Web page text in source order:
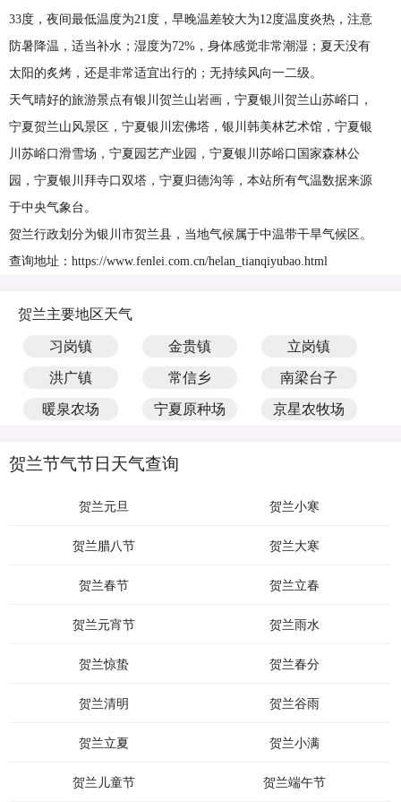
33度，夜间最低温度为21度，早晚温差较大为12度温度炎热，注意
防暑降温，适当补水；湿度为72%，身体感觉非常潮湿；夏天没有
太阳的炙烤，还是非常适宜出行的；无持续风向一二级。
天气晴好的旅游景点有银川贺兰山岩画，宁夏银川贺兰山苏峪口，
宁夏贺兰山风景区，宁夏银川宏佛塔，银川韩美林艺术馆，宁夏银
川苏峪口滑雪场，宁夏园艺产业园，宁夏银川苏峪口国家森林公
园，宁夏银川拜寺口双塔，宁夏归德沟等，本站所有气温数据来源
于中央气象台。
贺兰行政划分为银川市贺兰县，当地气候属于中温带干旱气候区。
查询地址：https://www.fenlei.com.cn/helan_tianqiyubao.html
贺兰主要地区天气
习岗镇 金贵镇 立岗镇
洪广镇 常信乡 南梁台子
暖泉农场 宁夏原种场 京星农牧场
贺兰节气节日天气查询
贺兰元旦 贺兰小寒
贺兰腊八节 贺兰大寒
贺兰春节 贺兰立春
贺兰元宵节 贺兰雨水
贺兰惊蛰 贺兰春分
贺兰清明 贺兰谷雨
贺兰立夏 贺兰小满
贺兰儿童节 贺兰端午节